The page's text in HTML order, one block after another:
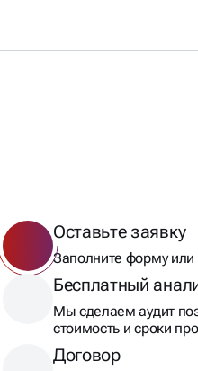
Оставьте заявку
Заполните форму
Бесплатный
Мы сделаем аудит
стоимость и сроки
Договор